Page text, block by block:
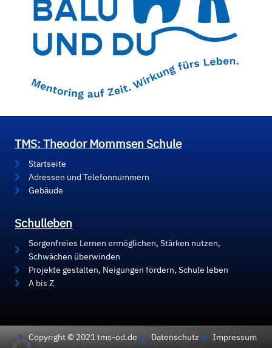
TMS: Theodor Mommsen Schule
Startseite
Adressen und Telefonnummern
Gebäude
Schulleben
Sorgenfreies Lernen ermöglichen, Stärken nutzen,
Schwächen überwinden
Projekte gestalten, Neigungen fördern, Schule leben
A bis Z
Copyright © 2021 tms-od.de Datenschutz Impressum